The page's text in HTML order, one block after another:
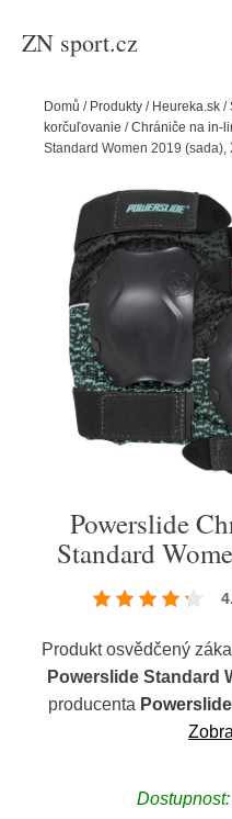
ZN sport.cz
Domů / Produkty / Heureka.sk /
korčuľovanie /Chrániče na in-
Standard Women 2019 (sada),
Powerslide
Standard
Produkt osvědčený
Powerslide Standard
producenta Powerslide